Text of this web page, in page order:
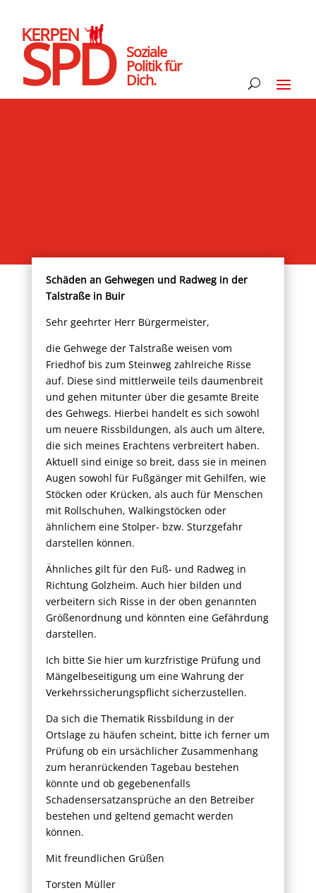
SPD
KERPEN
Soziale
Politik für
Dich.
Schäden an Gehwegen und Radweg in der
Talstraße in Buir
Sehr geehrter Herr Bürgermeister,
die Gehwege der Talstraße weisen vom
Friedhof bis zum Steinweg zahlreiche Risse
auf. Diese sind mittlerweile teils daumenbreit
und gehen mitunter über die gesamte Breite
des Gehwegs. Hierbei handelt es sich sowohl
um neuere Rissbildungen, als auch um ältere,
die sich meines Erachtens verbreitert haben.
Aktuell sind einige so breit, dass sie in meinen
Augen sowohl für Fußgänger mit Gehilfen, wie
Stöcken oder Krücken, als auch für Menschen
mit Rollschuhen, Walkingstöcken oder
ähnlichem eine Stolper- bzw. Sturzgefahr
darstellen können.
Ähnliches gilt für den Fuß- und Radweg in
Richtung Golzheim. Auch hier bilden und
verbeitern sich Risse in der oben genannten
Größenordnung und könnten eine Gefährdung
darstellen.
Ich bitte Sie hier um kurzfristige Prüfung und
Mängelbeseitigung um eine Wahrung der
Verkehrssicherungspflicht sicherzustellen.
Da sich die Thematik Rissbildung in der
Ortslage zu häufen scheint, bitte ich ferner um
Prüfung ob ein ursächlicher Zusammenhang
zum heranrückenden Tagebau bestehen
könnte und ob gegebenenfalls
Schadensersatzansprüche an den Betreiber
bestehen und geltend gemacht werden
können.
Mit freundlichen Grüßen
Torsten Müller